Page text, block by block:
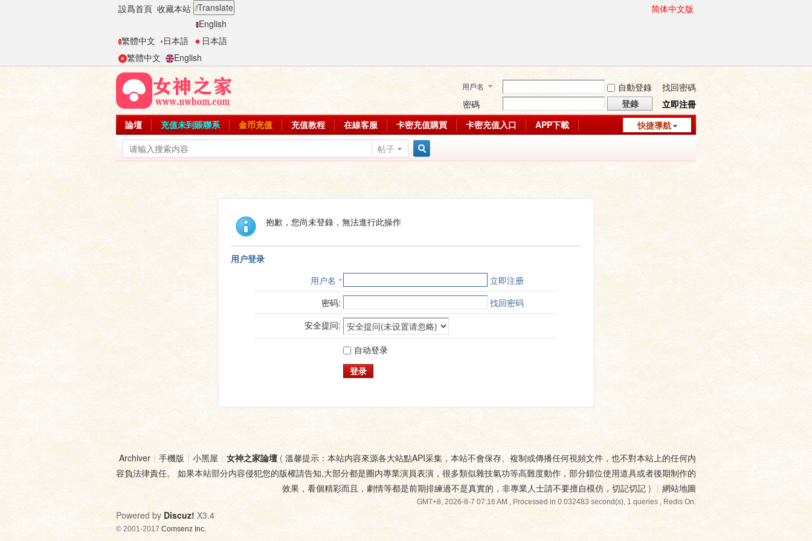
設爲首頁 收藏本站 Translate
English
繁體中文
日本語
日本語
繁體中文
English
简体中文版
用戶名 自動登錄
找回密碼
密碼
登錄
立即注冊
快捷導航
論壇 充值未到賬聯系 金币充值 充值教程 在線客服 卡密充值購買 卡密充值入口
APP下載
帖子
抱歉，您尚未登錄，無法進行此操作
用户登录
用户名
立即注册
密码:
找回密码
安全提问:
自动登录
登录
Archiver | 手機版 | 小黑屋 | 女神之家論壇( 溫馨提示：本站内容來源各大站點API采集，本站不會保存、複制或傳播任何視頻文件，也不對本站上的任何内
容負法律責任。 如果本站部分内容侵犯您的版權請告知,大部分都是圈内專業演員表演，很多類似雜技氣功等高難度動作，部分錯位使用道具或者後期制作的
效果，看個精彩而且，劇情等都是前期排練過不是真實的，非專業人士請不要擅自模仿，切記切記 ) | 網站地圖
GMT+8, 2026-8-7 07:16 AM, Processed in 0.032483 second(s), 1 queries , Redis On.
Powered by Discuz! X3.4
© 2001-2017 Comsenz Inc.